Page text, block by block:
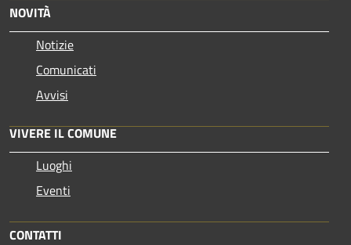
NOVITÀ
Notizie
Comunicati
Avvisi
VIVERE IL COMUNE
Luoghi
Eventi
CONTATTI